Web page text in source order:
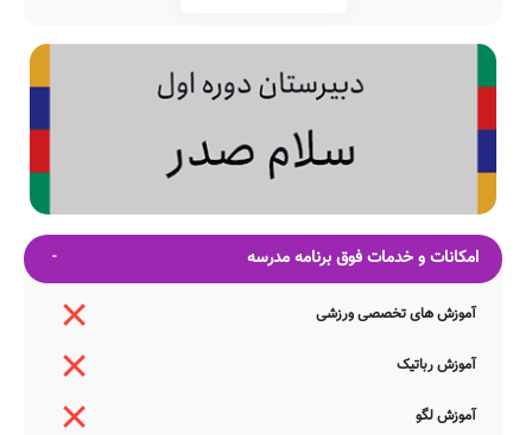
امکانات و خدمات فوق برنامه مدرسه
آموزش های تخصصی ورزشی
آموزش رباتیک
آموزش لگو